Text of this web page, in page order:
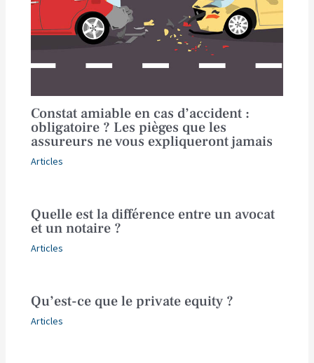
Constat amiable en cas d’accident :
obligatoire ? Les pièges que les
assureurs ne vous expliqueront jamais
Articles
Quelle est la différence entre un avocat
et un notaire ?
Articles
Qu’est-ce que le private equity ?
Articles